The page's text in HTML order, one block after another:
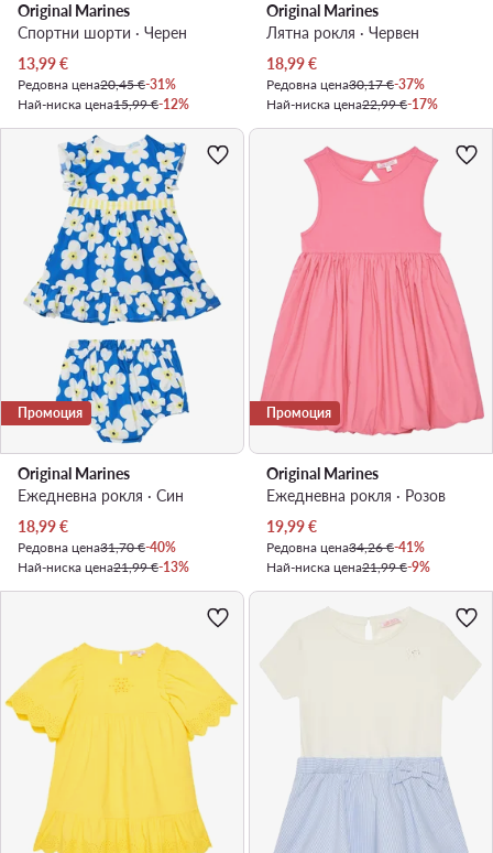
Original Marines
Спортни шорти · Черен
Актуална цена
13,99€
Редовна цена20,45 €-31%
Най-ниска цена15,99 €-12%
Original Marines
Лятна рокля · Червен
Актуална цена
18,99€
Редовна цена30,17 €-37%
Най-ниска цена22,99 €-17%
Промоция
Original Marines
Ежедневна рокля · Син
Актуална цена
18,99€
Редовна цена31,70 €-40%
Най-ниска цена21,99 €-13%
Промоция
Original Marines
Ежедневна рокля · Розов
Актуална цена
19,99€
Редовна цена34,26 €-41%
Най-ниска цена21,99 €-9%